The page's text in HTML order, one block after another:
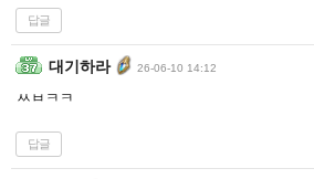
답글
대기하라 26-06-10 14:12
ㅆㅂㅋㅋ
답글